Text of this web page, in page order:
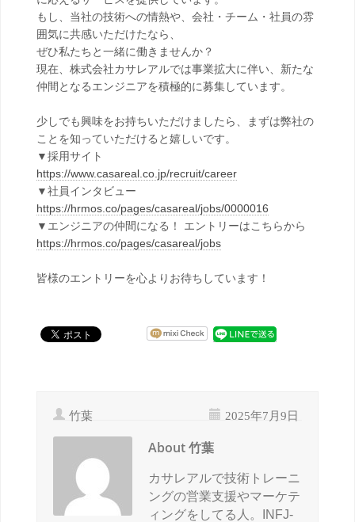
もし、当社の技術への情熱や、会社・チーム・社員の雰
囲気に共感いただけたなら、
ぜひ私たちと一緒に働きませんか？
現在、株式会社カサレアルでは事業拡大に伴い、新たな
仲間となるエンジニアを積極的に募集しています。
少しでも興味をお持ちいただけましたら、まずは弊社の
ことを知っていただけると嬉しいです。
▼採用サイト
https://www.casareal.co.jp/recruit/career
▼社員インタビュー
https://hrmos.co/pages/casareal/jobs/0000016
▼エンジニアの仲間になる！ エントリーはこちらから
https://hrmos.co/pages/casareal/jobs
皆様のエントリーを心よりお待ちしています！
竹葉 2025年7月9日
About 竹葉
カサレアルで技術トレーニ
ングの営業支援やマーケテ
ィングをしてる人。INFJ-